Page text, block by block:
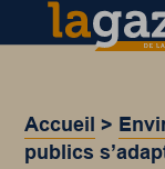
Accueil >
publics